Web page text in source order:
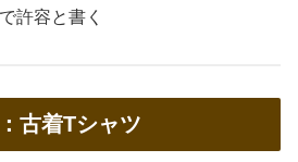
許容と書く
古着Tシャツ